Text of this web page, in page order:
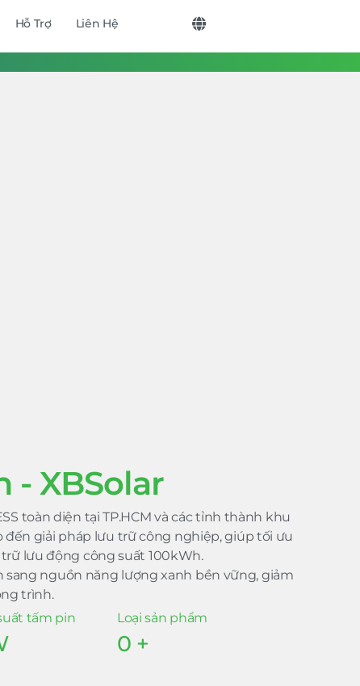
Hỗ Trợ Liên Hệ
- XBSolar
toàn diện tại TP.HCM và các tỉnh thành khu
giải pháp lưu trữ công nghiệp, giúp tối ưu
lưu động công suất 100kWh.
sang nguồn năng lượng xanh bền vững, giảm
trình.
tấm pin Loại sản phẩm
0 +